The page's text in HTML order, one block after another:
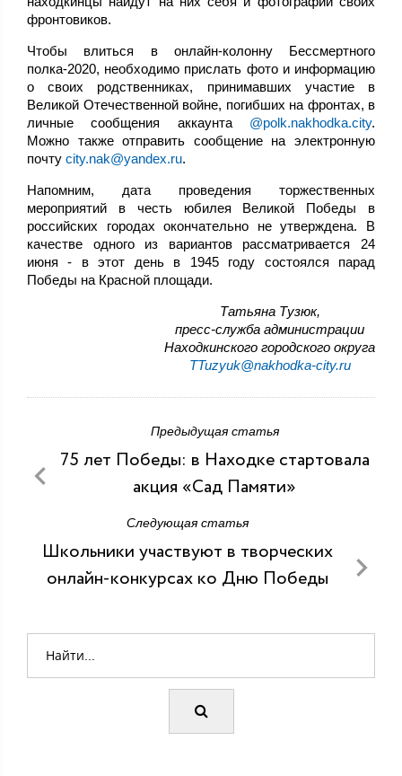
фронтовиков.
Чтобы влиться в онлайн-колонну Бессмертного
полка-2020, необходимо прислать фото и информацию
о своих родственниках, принимавших участие в
Великой Отечественной войне, погибших на фронтах, в
личные сообщения аккаунта @polk.nakhodka.city.
Можно также отправить сообщение на электронную
почту city.nak@yandex.ru.
Напомним, дата проведения торжественных
мероприятий в честь юбилея Великой Победы в
российских городах окончательно не утверждена. В
качестве одного из вариантов рассматривается 24
июня - в этот день в 1945 году состоялся парад
Победы на Красной площади.
,Татьяна Тузюк
пресс-служба администрации
Находкинского городского округа
TTuzyuk@nakhodka-city.ru
Предыдущая статья
75 лет Победы: в Находке стартовала
акция «Сад Памяти»
Следующая статья
Школьники участвуют в творческих
онлайн-конкурсах ко Дню Победы